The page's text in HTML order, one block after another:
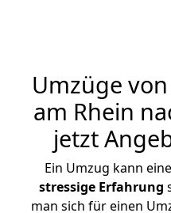
Umzüge
am Rhein
jetzt
Ein Umzug kann
stressige Erfahrung
man sich für einen